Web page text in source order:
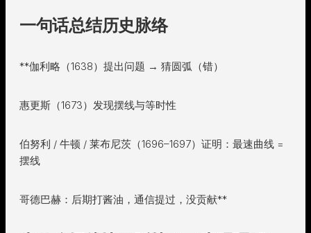
一句话总结历史脉络
**伽利略（1638）提出问题 → 猜圆弧（错）
惠更斯（1673）发现摆线与等时性
伯努利 / 牛顿 / 莱布尼茨（1696–1697）证明：最速曲线 =
摆线
哥德巴赫：后期打酱油，通信提过，没贡献**